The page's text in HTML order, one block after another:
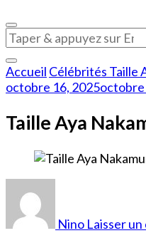
Vous
recherchiez
quelque
chose
?
Accueil Célébrités Taille
octobre 16, 2025octobre
Taille Aya
Nino Laisser